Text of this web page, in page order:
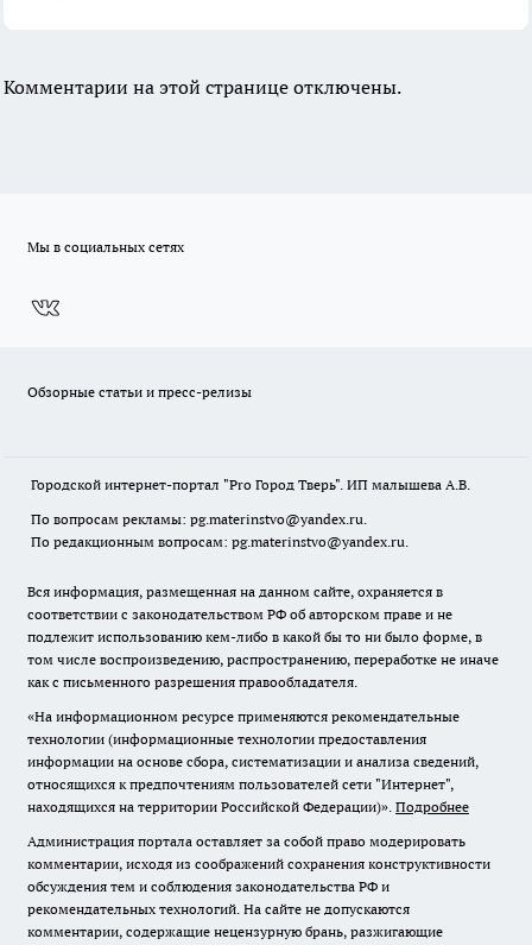
Комментарии на этой странице отключены.
Мы в социальных сетях
Обзорные статьи и пресс-релизы
Городской интернет-портал "Pro Город Тверь". ИП малышева А.В.
По вопросам рекламы: pg.materinstvo@yandex.ru.
По редакционным вопросам: pg.materinstvo@yandex.ru.
Вся информация, размещенная на данном сайте, охраняется в
соответствии с законодательством РФ об авторском праве и не
подлежит использованию кем-либо в какой бы то ни было форме, в
том числе воспроизведению, распространению, переработке не иначе
как с письменного разрешения правообладателя.
«На информационном ресурсе применяются рекомендательные
технологии (информационные технологии предоставления
информации на основе сбора, систематизации и анализа сведений,
относящихся к предпочтениям пользователей сети "Интернет",
находящихся на территории Российской Федерации)». Подробнее
Администрация портала оставляет за собой право модерировать
комментарии, исходя из соображений сохранения конструктивности
обсуждения тем и соблюдения законодательства РФ и
рекомендательных технологий. На сайте не допускаются
комментарии, содержащие нецензурную брань, разжигающие